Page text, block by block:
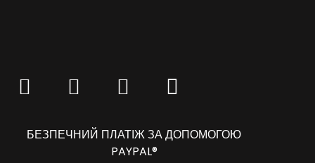
БЕЗПЕЧНИЙ ПЛАТІЖ ЗА ДОПОМОГОЮ
PAYPAL®